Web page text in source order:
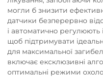
могли б знизити
датчики безперервно
і автоматично регулюють
щоб підтримувати
для максимальної
включає ексклюзивні
оптимальні режими